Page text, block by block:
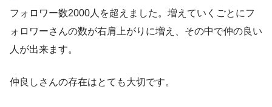
フォロワー数2000人を超えました。増えていくごとにフ
ォロワーさんの数が右肩上がりに増え、その中で仲の良い
人が出来ます。
仲良しさんの存在はとても大切です。